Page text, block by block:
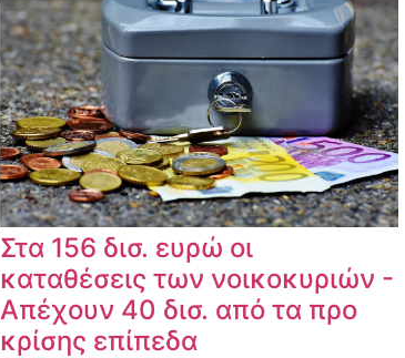
Στα 156 δισ. ευρώ οι
καταθέσεις των νοικοκυριών -
Απέχουν 40 δισ. από τα προ
κρίσης επίπεδα